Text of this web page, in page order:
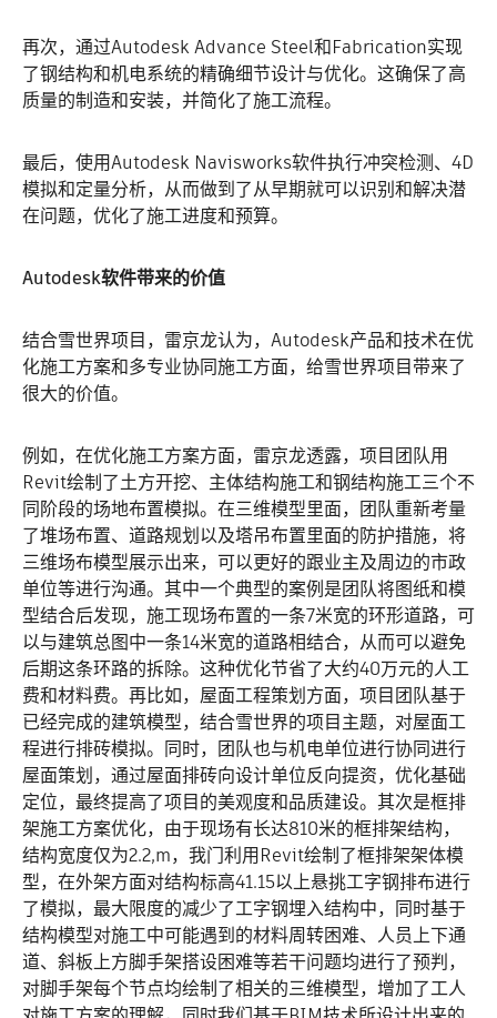
再次，通过Autodesk Advance Steel和Fabrication实现
了钢结构和机电系统的精确细节设计与优化。这确保了高
质量的制造和安装，并简化了施工流程。
最后，使用Autodesk Navisworks软件执行冲突检测、4D
模拟和定量分析，从而做到了从早期就可以识别和解决潜
在问题，优化了施工进度和预算。
Autodesk软件带来的价值
结合雪世界项目，雷京龙认为，Autodesk产品和技术在优
化施工方案和多专业协同施工方面，给雪世界项目带来了
很大的价值。
例如，在优化施工方案方面，雷京龙透露，项目团队用
Revit绘制了土方开挖、主体结构施工和钢结构施工三个不
同阶段的场地布置模拟。在三维模型里面，团队重新考量
了堆场布置、道路规划以及塔吊布置里面的防护措施，将
三维场布模型展示出来，可以更好的跟业主及周边的市政
单位等进行沟通。其中一个典型的案例是团队将图纸和模
型结合后发现，施工现场布置的一条7米宽的环形道路，可
以与建筑总图中一条14米宽的道路相结合，从而可以避免
后期这条环路的拆除。这种优化节省了大约40万元的人工
费和材料费。再比如，屋面工程策划方面，项目团队基于
已经完成的建筑模型，结合雪世界的项目主题，对屋面工
程进行排砖模拟。同时，团队也与机电单位进行协同进行
屋面策划，通过屋面排砖向设计单位反向提资，优化基础
定位，最终提高了项目的美观度和品质建设。其次是框排
架施工方案优化，由于现场有长达810米的框排架结构，
结构宽度仅为2.2,m，我门利用Revit绘制了框排架架体模
型，在外架方面对结构标高41.15以上悬挑工字钢排布进行
了模拟，最大限度的减少了工字钢埋入结构中，同时基于
结构模型对施工中可能遇到的材料周转困难、人员上下通
道、斜板上方脚手架搭设困难等若干问题均进行了预判，
对脚手架每个节点均绘制了相关的三维模型，增加了工人